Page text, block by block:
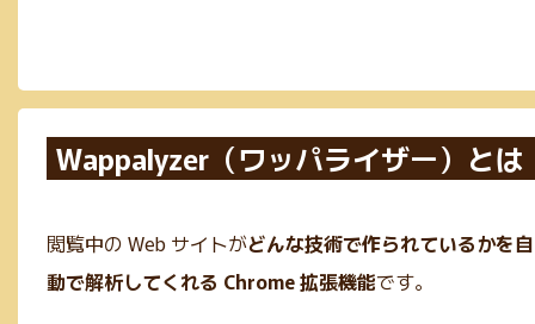
Wappalyzer（ワッパライザー）とは
閲覧中の Web サイトがどんな技術で作られているかを自
動で解析してくれる Chrome 拡張機能です。